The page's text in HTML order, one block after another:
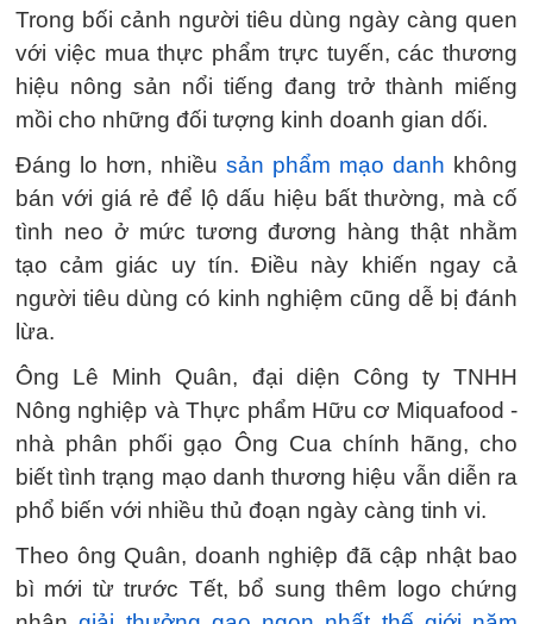
Trong bối cảnh người tiêu dùng ngày càng quen
với việc mua thực phẩm trực tuyến, các thương
hiệu nông sản nổi tiếng đang trở thành miếng
mồi cho những đối tượng kinh doanh gian dối.
Đáng lo hơn, nhiều sản phẩm mạo danh không
bán với giá rẻ để lộ dấu hiệu bất thường, mà cố
tình neo ở mức tương đương hàng thật nhằm
tạo cảm giác uy tín. Điều này khiến ngay cả
người tiêu dùng có kinh nghiệm cũng dễ bị đánh
lừa.
Ông Lê Minh Quân, đại diện Công ty TNHH
Nông nghiệp và Thực phẩm Hữu cơ Miquafood -
nhà phân phối gạo Ông Cua chính hãng, cho
biết tình trạng mạo danh thương hiệu vẫn diễn ra
phổ biến với nhiều thủ đoạn ngày càng tinh vi.
Theo ông Quân, doanh nghiệp đã cập nhật bao
bì mới từ trước Tết, bổ sung thêm logo chứng